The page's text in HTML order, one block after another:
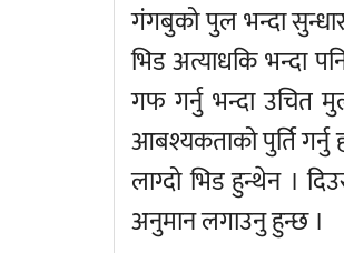
गंगबुको पुल भन्दा
भिड अत्याधकि भन्दा
गफ गर्नु भन्दा उचित
आबश्यकताको पुर्ति गर्नु
लाग्दो भिड हुन्थेन ।
अनुमान लगाउनु हुन्छ ।